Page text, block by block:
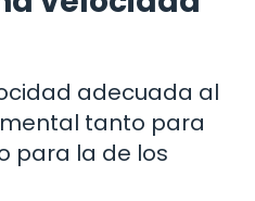
adecuada al
tanto para
para la de los